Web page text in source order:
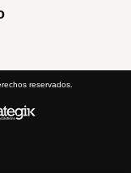
reservados.